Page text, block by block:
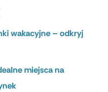
wakacyjne – odkryj
miejsca na